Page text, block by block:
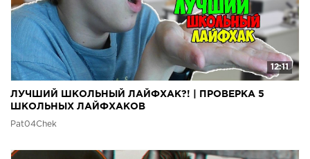
12:11
ЛУЧШИЙ ШКОЛЬНЫЙ ЛАЙФХАК?! | ПРОВЕРКА 5
ШКОЛЬНЫХ ЛАЙФХАКОВ
Pat04Chek